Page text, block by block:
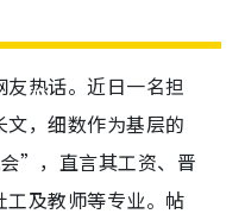
热话。近日一名担
，细数作为基层的
”，直言其工资、晋
及教师等专业。帖